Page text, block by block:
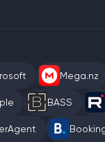
Mega.nz
BASS